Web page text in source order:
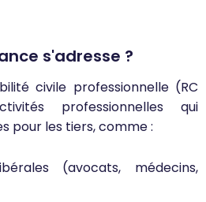
s'adresse ?
civile professionnelle (RC
professionnelles qui
pour les tiers, comme :
(avocats, médecins,